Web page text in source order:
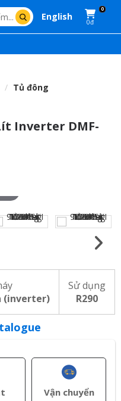
English
0
0đ
Tủ đông
Inverter DMF-
(inverter)
Sử dụng
R290
Vận chuyển